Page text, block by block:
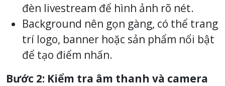
đèn livestream để hình ảnh rõ nét.
Background nên gọn gàng, có thể trang
trí logo, banner hoặc sản phẩm nổi bật
để tạo điểm nhấn.
Bước 2: Kiểm tra âm thanh và camera